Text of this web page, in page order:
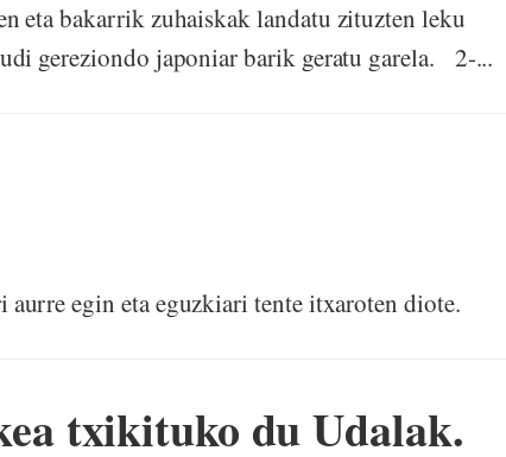
eta bakarrik zuhaiskak landatu zituzten leku
gereziondo japoniar barik geratu garela. 2-...
egin eta eguzkiari tente itxaroten diote.
txikituko du Udalak.